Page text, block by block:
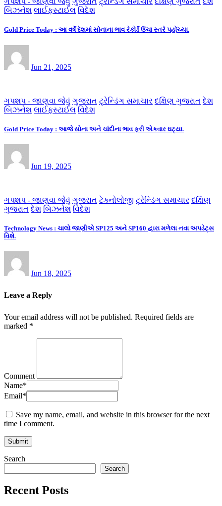
બિઝનેશ લાઈફસ્ટાઈલ વિદેશ
Gold Price Today : આ વર્ષે દેશમાં સોનાના ભાવ રેકોર્ડ ઉંચા સ્તરે પહોંચ્યા.
Jun 21, 2025
ગપશપ - જાણવા જેવું ગુજરાત ટ્રેન્ડિંગ સમાચાર દક્ષિણ ગુજરાત દેશ
બિઝનેશ લાઈફસ્ટાઈલ વિદેશ
Gold Price Today : આજે સોના અને ચાંદીના ભાવ ફરી એકવાર ઘટ્યા.
Jun 19, 2025
ગપશપ - જાણવા જેવું ગુજરાત ટેક્નોલોજી ટ્રેન્ડિંગ સમાચાર દક્ષિણ
ગુજરાત દેશ બિઝનેશ વિદેશ
Technology News : ચાલો જાણીએ SP125 અને SP160 દ્વારા મળેલા નવા અપડેટ્સ
વિશે.
Jun 18, 2025
Leave a Reply
Your email address will not be published. Required fields are
marked *
Comment
Name*
Email*
Save my name, email, and website in this browser for the next
time I comment.
Search
Search
Recent Posts